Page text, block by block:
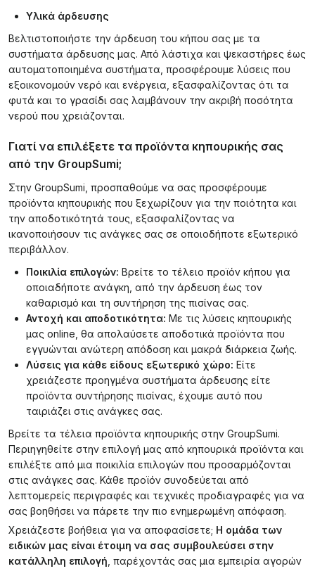
Υλικά άρδευσης
Βελτιστοποιήστε την άρδευση του κήπου σας με τα
συστήματα άρδευσης μας. Από λάστιχα και ψεκαστήρες έως
αυτοματοποιημένα συστήματα, προσφέρουμε λύσεις που
εξοικονομούν νερό και ενέργεια, εξασφαλίζοντας ότι τα
φυτά και το γρασίδι σας λαμβάνουν την ακριβή ποσότητα
νερού που χρειάζονται.
Γιατί να επιλέξετε τα προϊόντα κηπουρικής σας
από την GroupSumi;
Στην GroupSumi, προσπαθούμε να σας προσφέρουμε
προϊόντα κηπουρικής που ξεχωρίζουν για την ποιότητα και
την αποδοτικότητά τους, εξασφαλίζοντας να
ικανοποιήσουν τις ανάγκες σας σε οποιοδήποτε εξωτερικό
περιβάλλον.
Ποικιλία επιλογών: Βρείτε το τέλειο προϊόν κήπου για
οποιαδήποτε ανάγκη, από την άρδευση έως τον
καθαρισμό και τη συντήρηση της πισίνας σας.
Αντοχή και αποδοτικότητα: Με τις λύσεις κηπουρικής
μας online, θα απολαύσετε αποδοτικά προϊόντα που
εγγυώνται ανώτερη απόδοση και μακρά διάρκεια ζωής.
Λύσεις για κάθε είδους εξωτερικό χώρο: Είτε
χρειάζεστε προηγμένα συστήματα άρδευσης είτε
προϊόντα συντήρησης πισίνας, έχουμε αυτό που
ταιριάζει στις ανάγκες σας.
Βρείτε τα τέλεια προϊόντα κηπουρικής στην GroupSumi.
Περιηγηθείτε στην επιλογή μας από κηπουρικά προϊόντα και
επιλέξτε από μια ποικιλία επιλογών που προσαρμόζονται
στις ανάγκες σας. Κάθε προϊόν συνοδεύεται από
λεπτομερείς περιγραφές και τεχνικές προδιαγραφές για να
σας βοηθήσει να πάρετε την πιο ενημερωμένη απόφαση.
Χρειάζεστε βοήθεια για να αποφασίσετε; Η ομάδα των
ειδικών μας είναι έτοιμη να σας συμβουλεύσει στην
κατάλληλη επιλογή , παρέχοντάς σας μια εμπειρία αγορών